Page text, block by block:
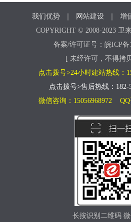
我们优势 网站建设 增
COPYRIGHT © 2008-2023 卫
备案/许可证号：皖ICP备
[ 未经许可，不得拷
点击拨号>24小时建站热线：
点击拨号>售后热线：182-
微信咨询：15056968972 QQ
长按识别二维码